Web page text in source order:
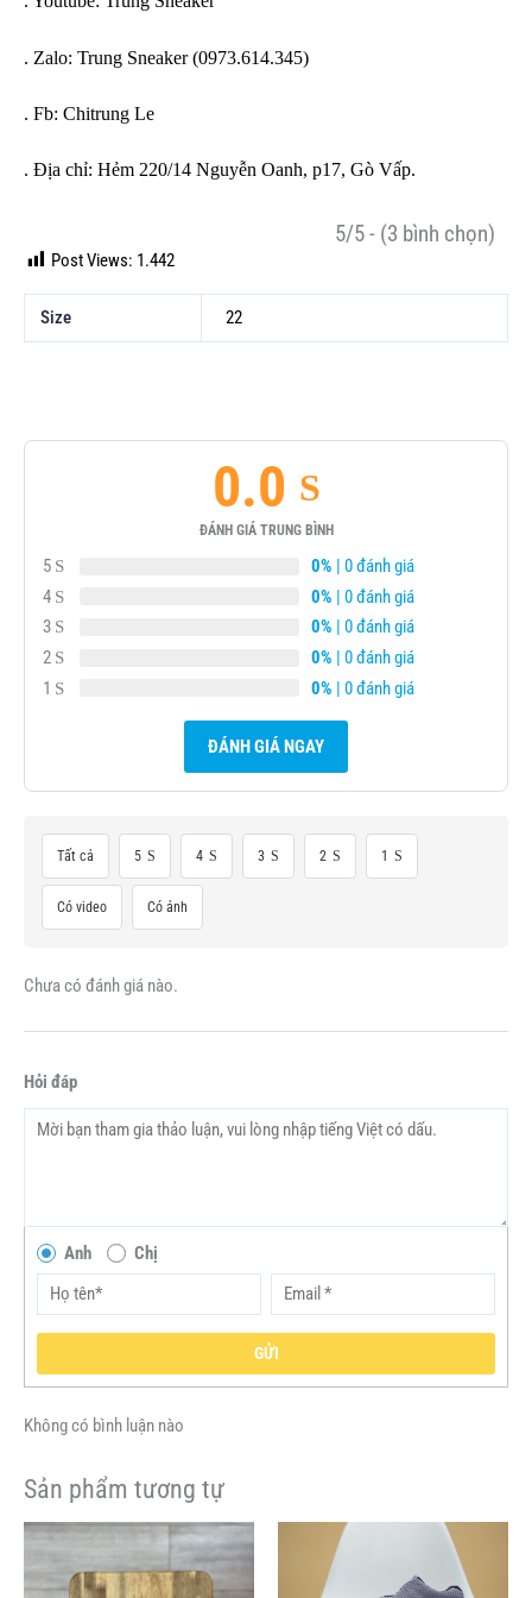
. Zalo: Trung Sneaker (0973.614.345)
. Fb: Chitrung Le
. Địa chỉ: Hẻm 220/14 Nguyễn Oanh, p17, Gò Vấp.
5/5 - (3 bình chọn)
Post Views: 1.442
Size 22
0.0
ĐÁNH GIÁ TRUNG BÌNH
5 0% | 0 đánh giá
4
0% | 0 đánh giá
3
0% | 0 đánh giá
2
0% | 0 đánh giá
1
0% | 0 đánh giá
ĐÁNH GIÁ NGAY
Tất cả 5 4 3 2 1
Có video Có ảnh
Chưa có đánh giá nào.
Hỏi đáp
Anh Chị
GỬI
Không có bình luận nào
Sản phẩm tương tự
Giá
là:
1,000,000VND.
Giá
tại
là:
Sản
này
500,000VND.
Giá
hiện
là: